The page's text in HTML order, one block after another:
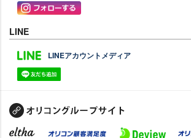
LINE
LINEアカウントメディア